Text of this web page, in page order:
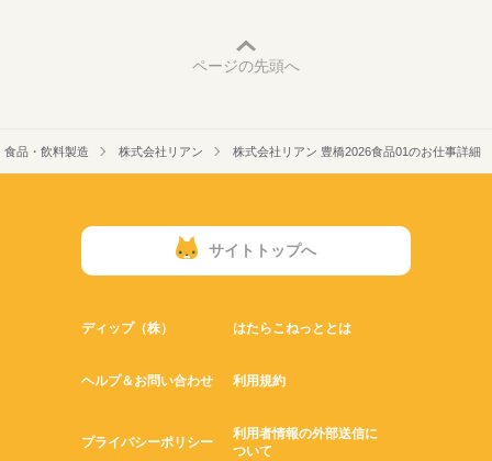
ページの先頭へ
食品・飲料製造 株式会社リアン 株式会社リアン 豊橋2026食品01のお仕事詳細
サイトトップへ
ディップ（株） はたらこねっととは
ヘルプ＆お問い合わせ 利用規約
プライバシーポリシー
利用者情報の外部送信に
ついて